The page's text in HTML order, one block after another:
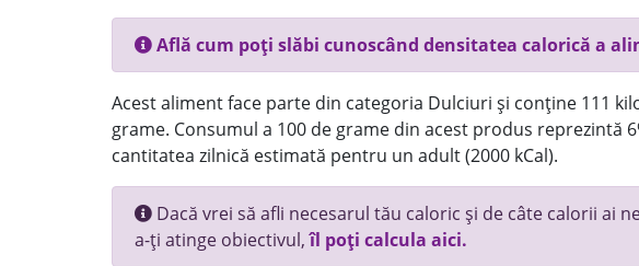
Află cum poți slăbi cunoscând densitatea calorică a
Acest aliment face parte din categoria Dulciuri și conține 111
grame. Consumul a 100 de grame din acest produs reprezintă
cantitatea zilnică estimată pentru un adult (2000 kCal).
Dacă vrei să afli necesarul tău caloric și de câte calorii ai
a-ți atinge obiectivul,îl poți calcula aici.